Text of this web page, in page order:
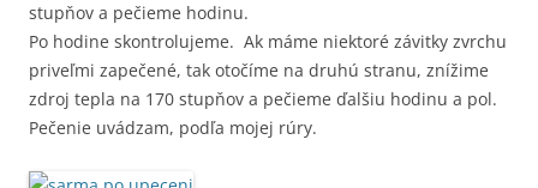
stupňov a pečieme hodinu.
Po hodine skontrolujeme. Ak máme niektoré závitky zvrchu
priveľmi zapečené, tak otočíme na druhú stranu, znížime
zdroj tepla na 170 stupňov a pečieme ďalšiu hodinu a pol.
Pečenie uvádzam, podľa mojej rúry.